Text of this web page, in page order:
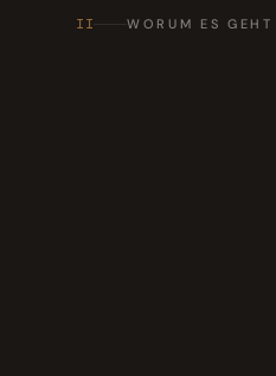
II WORUM ES GEHT